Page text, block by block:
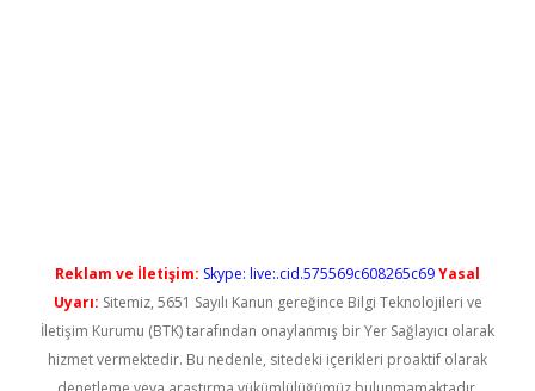
Reklam ve İletişim: Skype: live:.cid.575569c608265c69Yasal
Uyarı: Sitemiz, 5651 Sayılı Kanun gereğince Bilgi Teknolojileri ve
İletişim Kurumu (BTK) tarafından onaylanmış bir Yer Sağlayıcı olarak
hizmet vermektedir. Bu nedenle, sitedeki içerikleri proaktif olarak